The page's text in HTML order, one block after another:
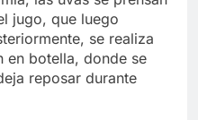
jugo, que luego
se realiza
en botella, donde se
reposar durante